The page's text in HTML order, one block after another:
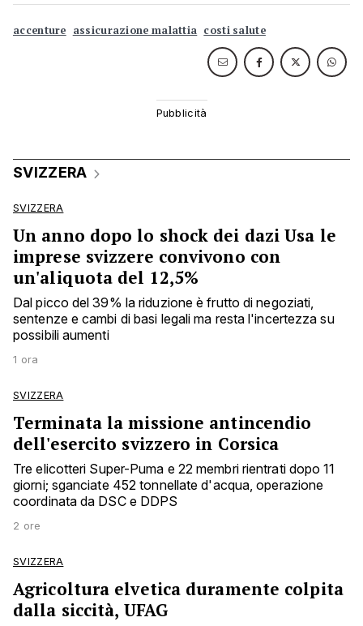
accenture assicurazione malattia costi salute
SVIZZERA
SVIZZERA
Un anno dopo lo shock dei dazi Usa le
imprese svizzere convivono con
un'aliquota del 12,5%
Dal picco del 39% la riduzione è frutto di negoziati,
sentenze e cambi di basi legali ma resta l'incertezza su
possibili aumenti
1 ora
SVIZZERA
Terminata la missione antincendio
dell'esercito svizzero in Corsica
Tre elicotteri Super-Puma e 22 membri rientrati dopo 11
giorni; sganciate 452 tonnellate d'acqua, operazione
coordinata da DSC e DDPS
2 ore
SVIZZERA
Agricoltura elvetica duramente colpita
dalla siccità, UFAG